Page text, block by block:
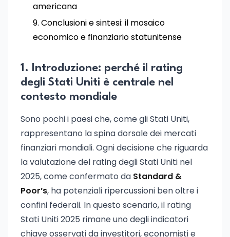
americana
Conclusioni e sintesi: il mosaico
economico e finanziario statunitense
1. Introduzione: perché il rating
degli Stati Uniti è centrale nel
contesto mondiale
Sono pochi i paesi che, come gli Stati Uniti,
rappresentano la spina dorsale dei mercati
finanziari mondiali. Ogni decisione che riguarda
la valutazione del rating degli Stati Uniti nel
2025, come confermato da Standard &
Poor’s, ha potenziali ripercussioni ben oltre i
confini federali. In questo scenario, il rating
Stati Uniti 2025 rimane uno degli indicatori
chiave osservati da investitori, economisti e